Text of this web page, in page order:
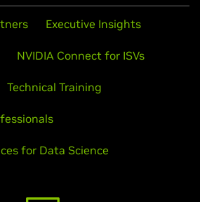
Executive Insights
NVIDIA Connect for ISVs
Technical Training
for Data Science